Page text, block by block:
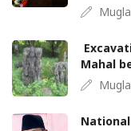
Mahal